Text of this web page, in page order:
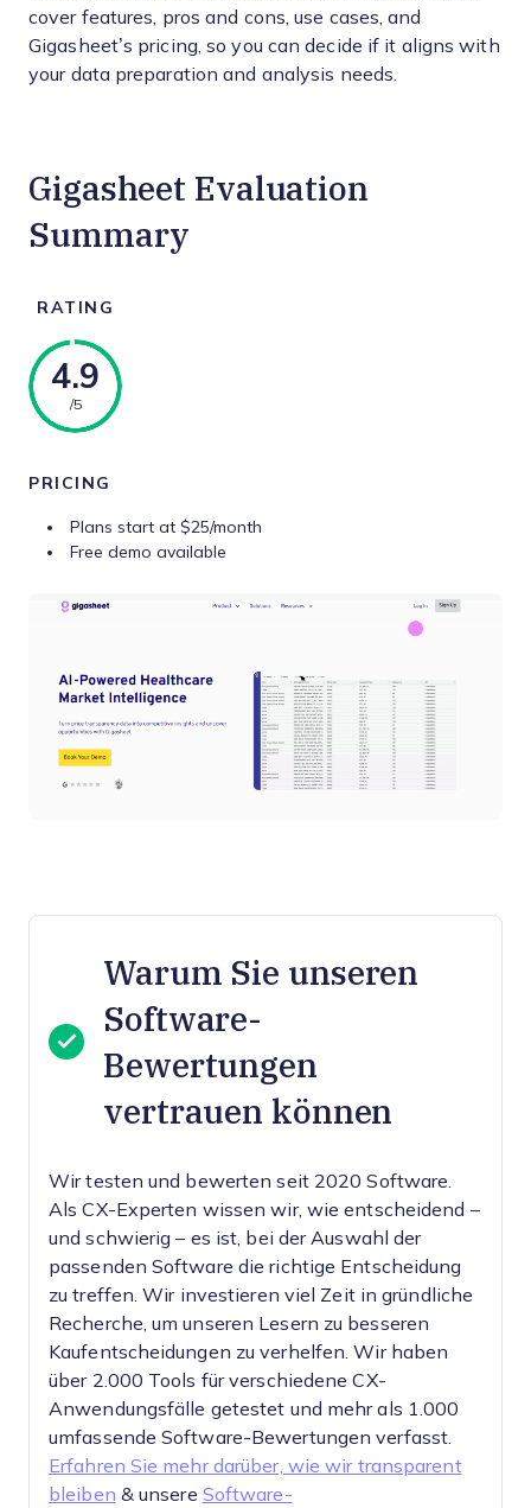
cover features, pros and cons, use cases, and
Gigasheet’s pricing, so you can decide if it aligns with
your data preparation and analysis needs.
Gigasheet Evaluation
Summary
RATING
4.9
/5
PRICING
Plans start at $25/month
Free demo available
Warum Sie unseren
Software-
Bewertungen
vertrauen können
Wir testen und bewerten seit 2020 Software.
Als CX-Experten wissen wir, wie entscheidend –
und schwierig – es ist, bei der Auswahl der
passenden Software die richtige Entscheidung
zu treffen. Wir investieren viel Zeit in gründliche
Recherche, um unseren Lesern zu besseren
Kaufentscheidungen zu verhelfen. Wir haben
über 2.000 Tools für verschiedene CX-
Anwendungsfälle getestet und mehr als 1.000
umfassende Software-Bewertungen verfasst.
Erfahren Sie mehr darüber, wie wir transparent
bleiben & unsere Software-